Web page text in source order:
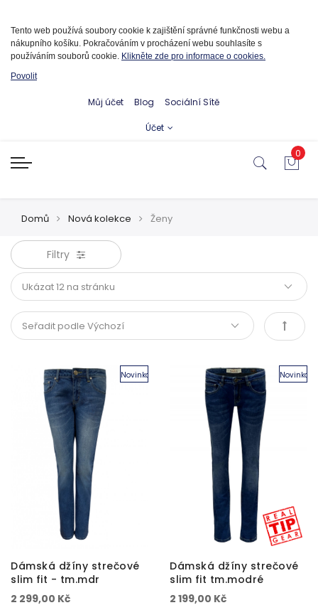
Tento web používá soubory cookie k zajištění správné funkčnosti webu a
nákupního košíku. Pokračováním v procházení webu souhlasíte s
používáním souborů cookie. Klikněte zde pro informace o cookies.
Povolit
Můj účet Blog Sociální Sítě
Účet
0
Domů Nová kolekce Ženy
Filtry
Novinka
Dámská džíny strečové
slim fit - tm.mdr
2 299,00 Kč
Novinka
Dámská džíny strečové
slim fit tm.modré
2 199,00 Kč